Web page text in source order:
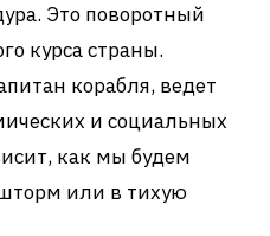
Это поворотный
курса страны.
корабля, ведет
и социальных
как мы будем
или в тихую